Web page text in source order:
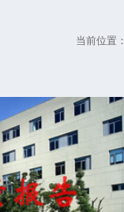
当前位置：